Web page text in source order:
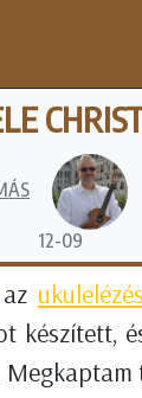
12-09
készített,